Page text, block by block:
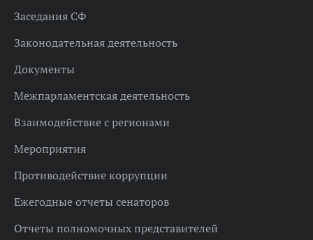
Заседания СФ
Законодательная деятельность
Документы
Межпарламентская деятельность
Взаимодействие с регионами
Мероприятия
Противодействие коррупции
Ежегодные отчеты сенаторов
Отчеты полномочных представителей